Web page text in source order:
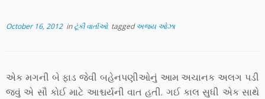
October 16, 2012inટૂંકી વાર્તાઓ taggedઅજય ઓઝા
એક મગની બે ફાડ જેવી બહેનપણીઓનું આમ અચાનક અલગ પડી
જવું એ સૌ કોઈ માટે આશ્ચર્યની વાત હતી. ગઈ કાલ સુધી એક સાથે